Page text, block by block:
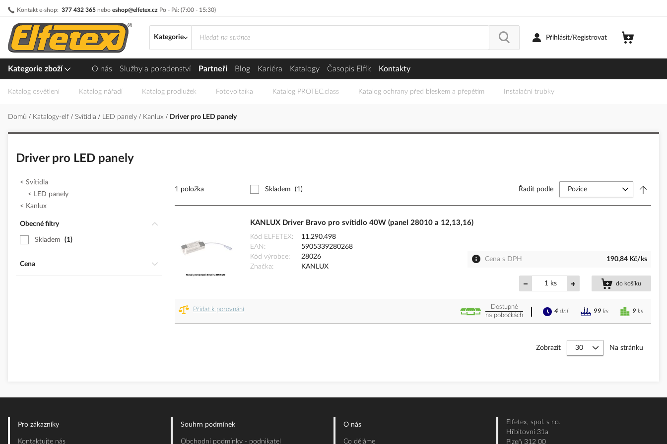
Kontakt e-shop: 377 432 365 nebo eshop@elfetex.cz Po - Pá: (7:00 - 15:30)
Přejít
obsah
Kategorie
Přihlásit/Registrovat
Kategorie zboží O nás Služby a poradenství Partneři Blog Kariéra Katalogy Časopis Elfík Kontakty
Katalog osvětlení Katalog nářadí Katalog prodlužek Fotovoltaika Katalog PROTEC.class Katalog ochrany před bleskem a přepětím Instalační trubky
Domů Katalogy-elf Svítidla LED panely Kanlux Driver pro LED panely
Driver pro LED panely
1 položka Skladem (1) Řadit podle
KANLUX Driver Bravo pro svítidlo 40W (panel 28010 a 12,13,16)
Kód ELFETEX
11.290.498
EAN
5905339280268
Kód výrobce
28026
Značka
KANLUX
Cena s DPH 190,84 Kč/ks
ks do košíku
Přidat k porovnání
Dostupné
na pobočkách
9 ks
4 dní 99 ks
Zobrazit Na stránku
Svítidla
LED panely
Kanlux
Obecné filtry
Skladem 1
Cena
Pro zákazníky
Kontaktujte nás
Souhrn podmínek
Obchodní podmínky - podnikatel
O nás
Co děláme
Elfetex, spol. s r.o.
Hřbitovní 31a
Plzeň 312 00